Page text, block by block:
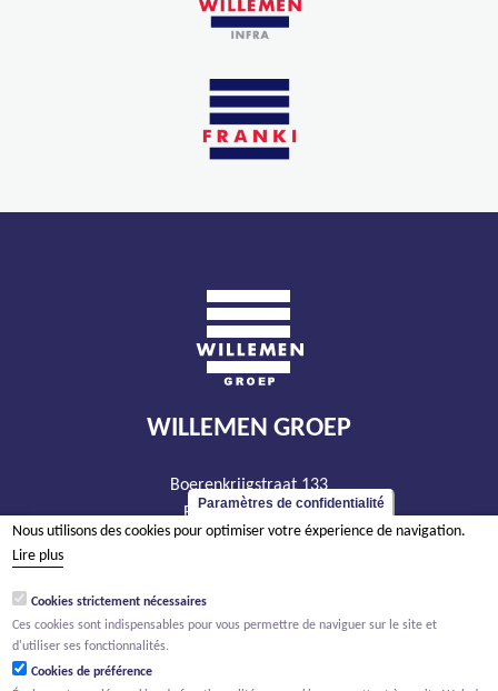
WILLEMEN GROEP
Boerenkrijgstraat 133
BE - 2800 Malines
tél +32 15 569 965
TVA BE 0466.256.432
RPM Anvers, département Malines
Paramètres de confidentialité
Nous utilisons des cookies pour optimiser votre éxperience de navigation.
Lire plus
Cookies strictement nécessaires
Ces cookies sont indispensables pour vous permettre de naviguer sur le site et
d'utiliser ses fonctionnalités.
Cookies de préférence